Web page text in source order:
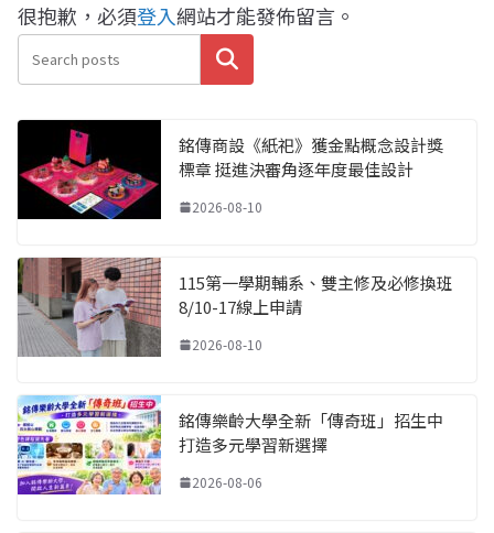
很抱歉，必須登入網站才能發佈留言。
搜尋
銘傳商設《紙祀》獲金點概念設計獎
標章 挺進決審角逐年度最佳設計
2026-08-10
115第一學期輔系、雙主修及必修換班
8/10-17線上申請
2026-08-10
銘傳樂齡大學全新「傳奇班」招生中
打造多元學習新選擇
2026-08-06